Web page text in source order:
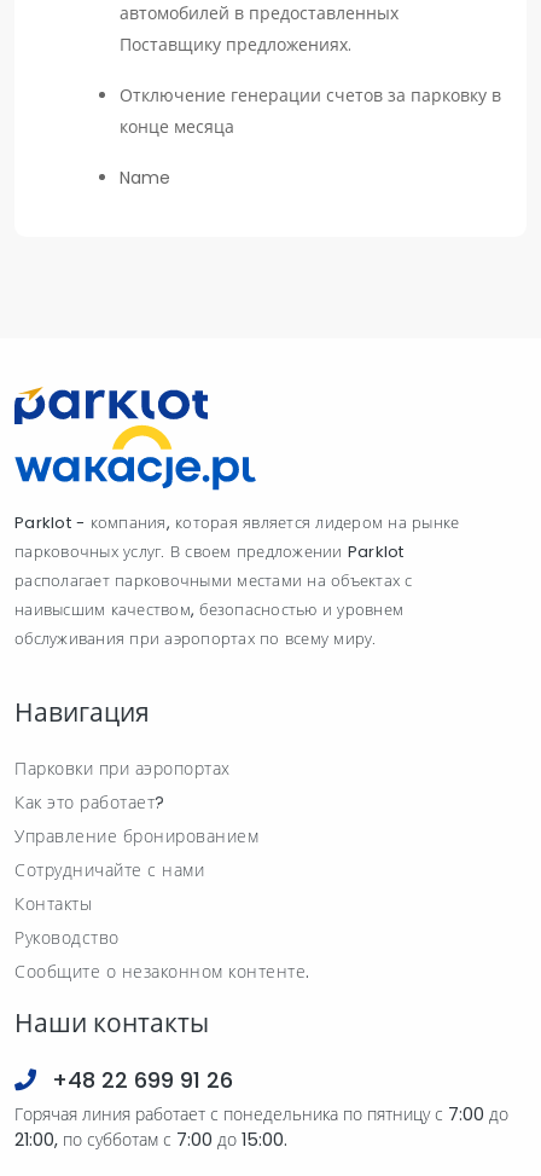
автомобилей в предоставленных
Поставщику предложениях.
Отключение генерации счетов за парковку в
конце месяца
Name
Parklot - компания, которая является лидером на рынке
парковочных услуг. В своем предложении Parklot
располагает парковочными местами на объектах с
наивысшим качеством, безопасностью и уровнем
обслуживания при аэропортах по всему миру.
Навигация
Парковки при аэропортах
Как это работает?
Управление бронированием
Сотрудничайте с нами
Контакты
Руководство
Сообщите о незаконном контенте.
Наши контакты
+48 22 699 91 26
Горячая линия работает с понедельника по пятницу с 7:00 до
21:00, по субботам с 7:00 до 15:00.